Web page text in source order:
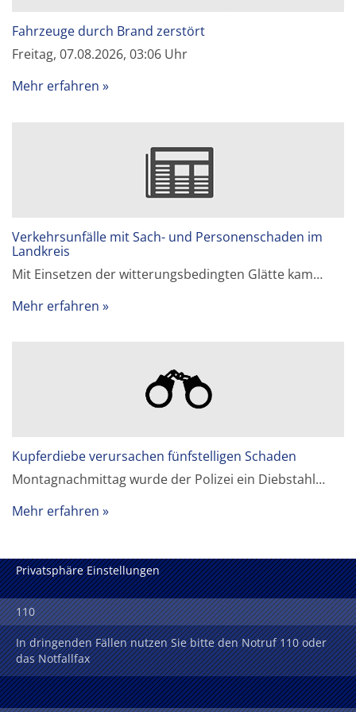
Fahrzeuge durch Brand zerstört
Freitag, 07.08.2026, 03:06 Uhr
Mehr erfahren
Verkehrsunfälle mit Sach- und Personenschaden im
Landkreis
Mit Einsetzen der witterungsbedingten Glätte kam…
Mehr erfahren
Kupferdiebe verursachen fünfstelligen Schaden
Montagnachmittag wurde der Polizei ein Diebstahl…
Mehr erfahren
Privatsphäre Einstellungen
110
In dringenden Fällen nutzen Sie bitte den Notruf 110 oder
das Notfallfax